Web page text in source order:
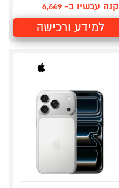
קנה עכשיו ב- 6,649
למידע ורכישה